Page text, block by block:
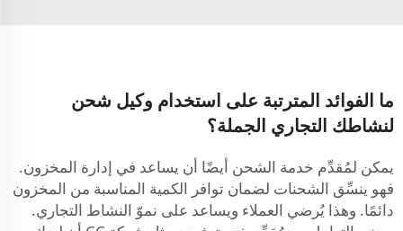
ما الفوائد المترتبة على استخدام وكيل شحن
لنشاطك التجاري الجملة؟
يمكن لمُقدِّم خدمة الشحن أيضًا أن يساعد في إدارة المخزون.
فهو ينسِّق الشحنات لضمان توافر الكمية المناسبة من المخزون
دائمًا. وهذا يُرضي العملاء ويساعد على نموّ النشاط التجاري.